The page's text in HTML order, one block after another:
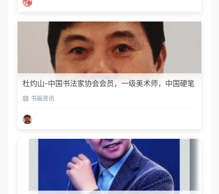
杜灼山-中国书法家协会会员，一级美术师，中国硬笔
书法家协会会员
书画资讯